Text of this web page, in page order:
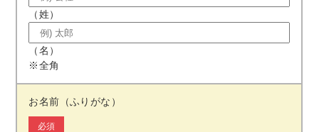
（姓）
（名）
※全角
お名前（ふりがな）
必須